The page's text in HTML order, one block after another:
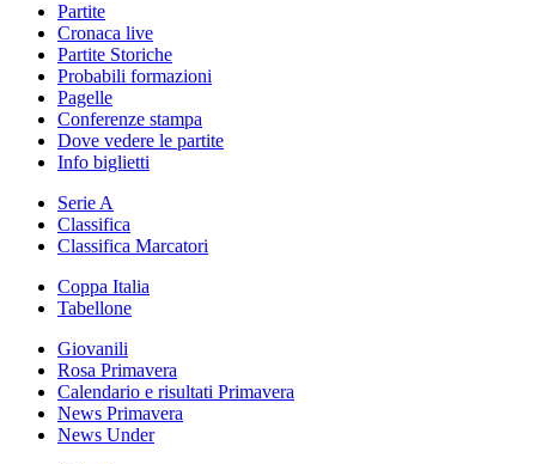
Partite
Cronaca live
Partite Storiche
Probabili formazioni
Pagelle
Conferenze stampa
Dove vedere le partite
Info biglietti
Serie A
Classifica
Classifica Marcatori
Coppa Italia
Tabellone
Giovanili
Rosa Primavera
Calendario e risultati Primavera
News Primavera
News Under